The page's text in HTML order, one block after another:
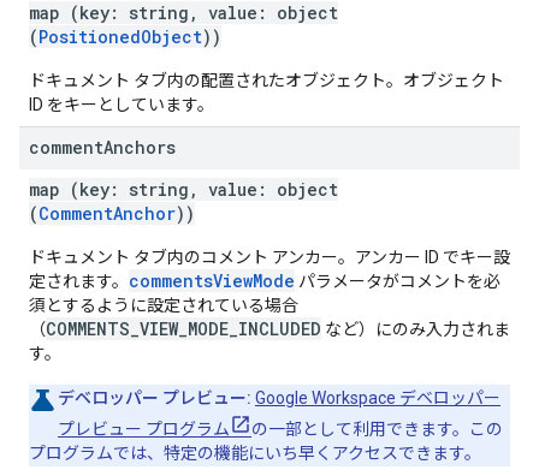
map (key: string, value: object
(PositionedObject))
ドキュメント タブ内の配置されたオブジェクト。オブジェクト
ID をキーとしています。
commentAnchors
map (key: string, value: object
(CommentAnchor))
ドキュメント タブ内のコメント アンカー。アンカー ID でキー設
定されます。 commentsViewMode パラメータがコメントを必
須とするように設定されている場合
（COMMENTS_VIEW_MODE_INCLUDED など）にのみ入力されま
す。
デベロッパー プレビュー: Google Workspace デベロッパー
プレビュー プログラム
の一部として利用できます。この
プログラムでは、特定の機能にいち早くアクセスできます。